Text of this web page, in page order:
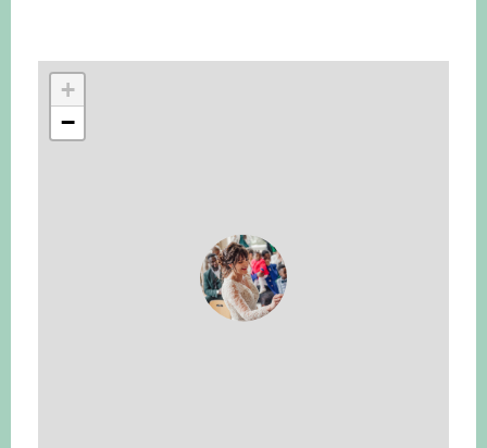
+
−